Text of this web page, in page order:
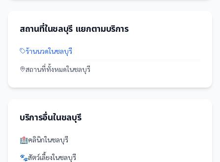
สถานที่ในชลบุรี แยกตามบริการ
ร้านนวดในชลบุรี
สถานที่ทั้งหมดในชลบุรี
บริการอื่นในชลบุรี
🏥คลินิกในชลบุรี
🐾สัตว์เลี้ยงในชลบุรี